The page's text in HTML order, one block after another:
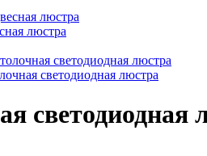
люстра
светодиодная люстра
светодиодная